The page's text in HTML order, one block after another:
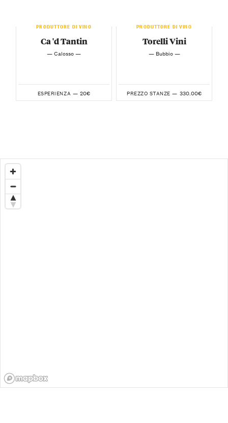
PRODUTTORE DI VINO
Ca 'd Tantin
— Calosso —
ESPERIENZA — 20€
PRODUTTORE DI VINO
Torelli Vini
— Bubbio —
PREZZO STANZE — 330.00€